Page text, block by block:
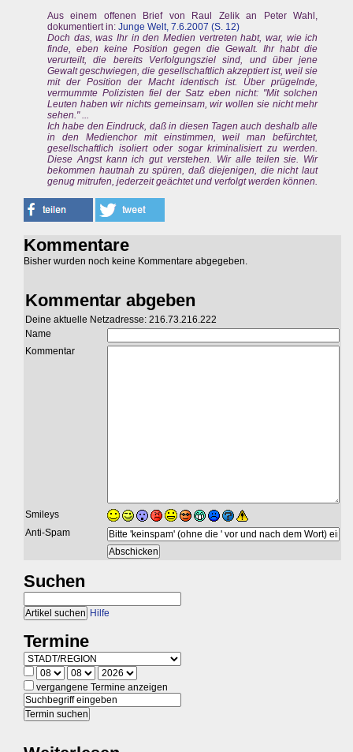
Aus einem offenen Brief von Raul Zelik an Peter Wahl,
dokumentiert in: Junge Welt, 7.6.2007 (S. 12)
Doch das, was Ihr in den Medien vertreten habt, war, wie ich
finde, eben keine Position gegen die Gewalt. Ihr habt die
verurteilt, die bereits Verfolgungsziel sind, und über jene
Gewalt geschwiegen, die gesellschaftlich akzeptiert ist, weil sie
mit der Position der Macht identisch ist. Über prügelnde,
vermummte Polizisten fiel der Satz eben nicht: "Mit solchen
Leuten haben wir nichts gemeinsam, wir wollen sie nicht mehr
sehen." ...
Ich habe den Eindruck, daß in diesen Tagen auch deshalb alle
in den Medienchor mit einstimmen, weil man befürchtet,
gesellschaftlich isoliert oder sogar kriminalisiert zu werden.
Diese Angst kann ich gut verstehen. Wir alle teilen sie. Wir
bekommen hautnah zu spüren, daß diejenigen, die nicht laut
genug mitrufen, jederzeit geächtet und verfolgt werden können.
Kommentare
Bisher wurden noch keine Kommentare abgegeben.
Kommentar abgeben
Deine aktuelle Netzadresse: 216.73.216.222
Name
Kommentar
Smileys
Anti-Spam
Suchen
Hilfe
Termine
vergangene Termine anzeigen